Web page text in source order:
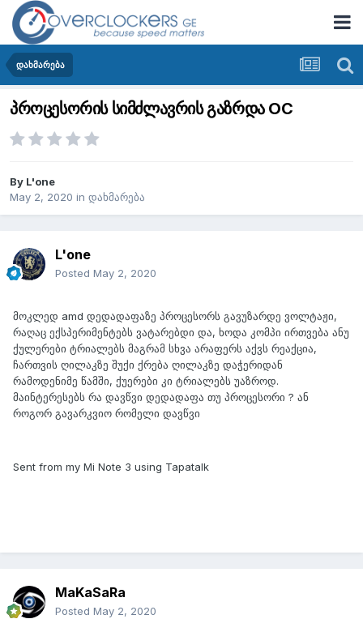
დახმარება
პროცესორის სიმძლავრის გაზრდა OC
By L'one
May 2, 2020 in დახმარება
L'one
Posted May 2, 2020
მოკლედ amd დედადაფაზე პროცესორს გავუზარდე ვოლტაჟი,
რაღაც ექსპერიმენტებს ვატარებდი და, ხოდა კომპი ირთვება ანუ
ქულერები ტრიალებს მაგრამ სხვა არაფერს აქვს რეაქცია,
ჩართვის ღილაკზე შუქი ქრება ღილაკზე დაჭერიდან
რამოდენიმე წამში, ქუერები კი ტრიალებს უაზროდ.
მაინტერესებს რა დავწვი დედადაფა თუ პროცესორი ? ან
როგორ გავარკვიო რომელი დავწვი
Sent from my Mi Note 3 using Tapatalk
MaKaSaRa
Posted May 2, 2020